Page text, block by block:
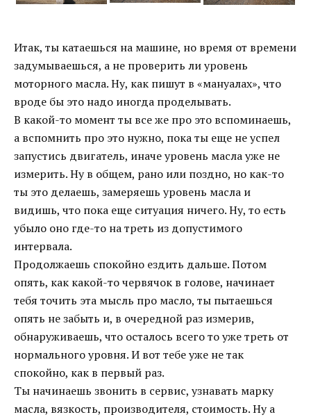
Итак, ты катаешься на машине, но время от времени
задумываешься, а не проверить ли уровень
моторного масла. Ну, как пишут в «мануалах», что
вроде бы это надо иногда проделывать.
В какой-то момент ты все же про это вспоминаешь,
а вспомнить про это нужно, пока ты еще не успел
запустись двигатель, иначе уровень масла уже не
измерить. Ну в общем, рано или поздно, но как-то
ты это делаешь, замеряешь уровень масла и
видишь, что пока еще ситуация ничего. Ну, то есть
убыло оно где-то на треть из допустимого
интервала.
Продолжаешь спокойно ездить дальше. Потом
опять, как какой-то червячок в голове, начинает
тебя точить эта мысль про масло, ты пытаешься
опять не забыть и, в очередной раз измерив,
обнаруживаешь, что осталось всего то уже треть от
нормального уровня. И вот тебе уже не так
спокойно, как в первый раз.
Ты начинаешь звонить в сервис, узнавать марку
масла, вязкость, производителя, стоимость. Ну а